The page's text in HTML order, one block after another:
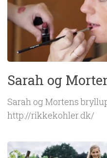
Sarah og
Sarah og Mortens
http://rikkekohler.dk/